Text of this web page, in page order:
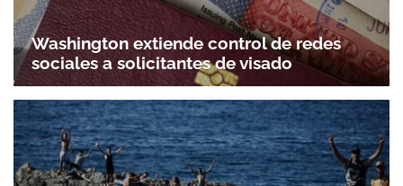
Washington extiende control de redes
sociales a solicitantes de visado